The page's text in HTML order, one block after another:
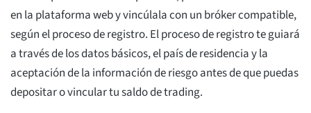
en la plataforma web y vincúlala con un bróker compatible,
según el proceso de registro. El proceso de registro te guiará
a través de los datos básicos, el país de residencia y la
aceptación de la información de riesgo antes de que puedas
depositar o vincular tu saldo de trading.